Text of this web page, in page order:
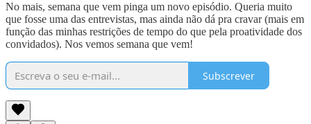
No mais, semana que vem pinga um novo episódio. Queria muito
que fosse uma das entrevistas, mas ainda não dá pra cravar (mais em
função das minhas restrições de tempo do que pela proatividade dos
convidados). Nos vemos semana que vem!
Subscrever